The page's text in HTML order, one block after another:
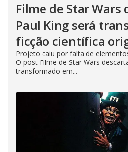
Filme de Star Wars
Paul King será
ficção científica
Projeto caiu por falta de
O post Filme de Star Wars
transformado em...